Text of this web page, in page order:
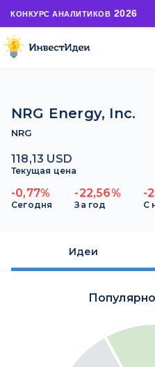
КОНКУРС АНАЛИТИКОВ 2026
NRG Energy, Inc.
NRG
118,13 USD
Текущая цена
-0,77%
Сегодня
-22,56%
За год
-
С
Идеи